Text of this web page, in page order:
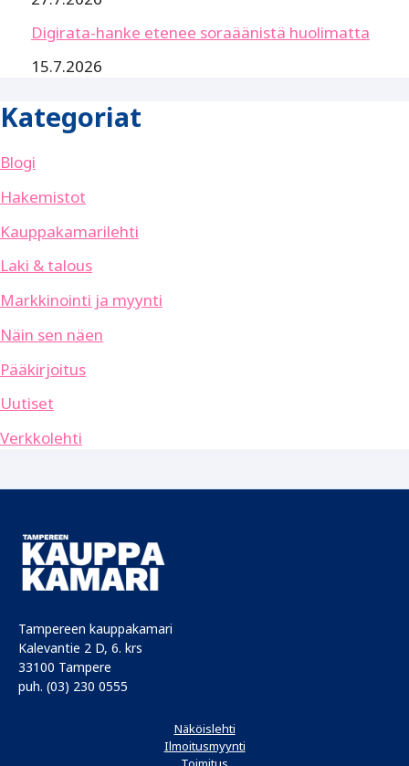
Digirata-hanke etenee soraäänistä huolimatta
15.7.2026
Kategoriat
Blogi
Hakemistot
Kauppakamarilehti
Laki & talous
Markkinointi ja myynti
Näin sen näen
Pääkirjoitus
Uutiset
Verkkolehti
Tampereen kauppakamari
Kalevantie 2 D, 6. krs
33100 Tampere
puh. (03) 230 0555
Näköislehti
Ilmoitusmyynti